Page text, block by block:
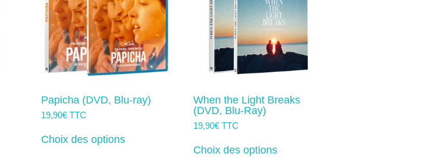
Papicha (DVD, Blu-ray)
19,90€ TTC
Choix des optionsproduit
When the Light Breaks
(DVD, Blu-Ray)
19,90€ TTC
Choix des optionsproduit